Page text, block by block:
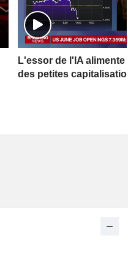
L'essor de l'IA alimente
des petites